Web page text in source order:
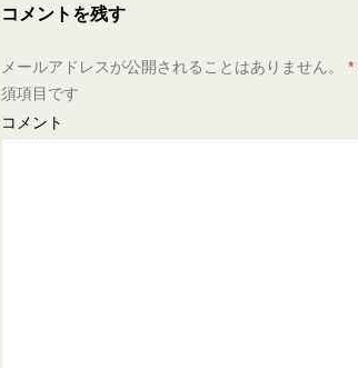
コメントを残す
メールアドレスが公開されることはありません。 *
須項目です
コメント